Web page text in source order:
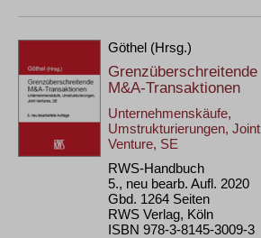
Göthel (Hrsg.)
Grenzüberschreitende
M&A-Transaktionen
Unternehmenskäufe,
Umstrukturierungen, Joint
Venture, SE
RWS-Handbuch
5., neu bearb. Aufl. 2020
Gbd. 1264 Seiten
RWS Verlag, Köln
ISBN 978-3-8145-3009-3